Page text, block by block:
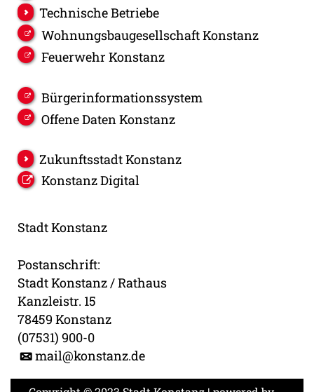
Technische Betriebe
Wohnungsbaugesellschaft Konstanz
Feuerwehr Konstanz
Bürgerinformationssystem
Offene Daten Konstanz
Zukunftsstadt Konstanz
Konstanz Digital
Stadt Konstanz
Postanschrift:
Stadt Konstanz / Rathaus
Kanzleistr. 15
78459 Konstanz
(07531) 900-0
mail@konstanz.de